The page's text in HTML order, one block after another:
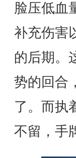
脸压低血
补充伤害
的后期。
势的回合
了。而执
不留，手